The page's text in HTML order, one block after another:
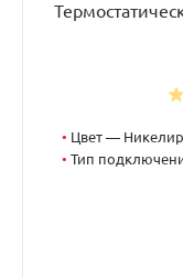
• Цвет —
• Тип